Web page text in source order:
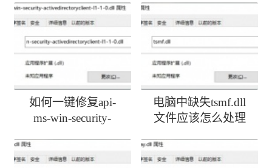
如何一键修复api-
ms-win-security-
电脑中缺失tsmf.dll
文件应该怎么处理